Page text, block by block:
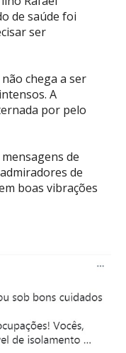
de saúde foi
ser
chega a ser
A
por pelo
de
de
boas vibrações